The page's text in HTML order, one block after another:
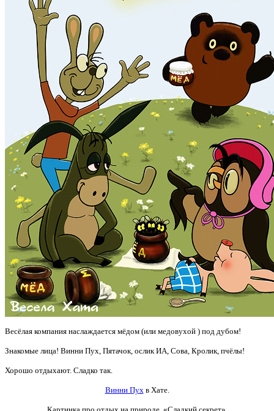
Весёлая компания наслаждается мёдом (или медовухой ) под дубом!
Знакомые лица! Винни Пух, Пятачок, ослик ИА, Сова, Кролик, пчёлы!
Хорошо отдыхают. Сладко так.
Винни Пух в Хате.